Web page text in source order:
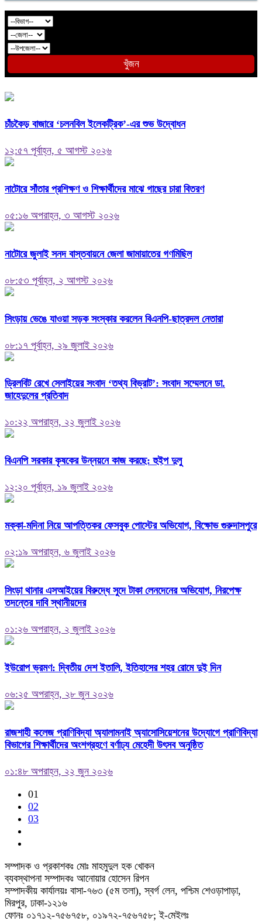
খুঁজন
চাঁচকৈড় বাজারে ‘চলনবিল ইলেকট্রিক’-এর শুভ উদ্বোধন
১২:৫৭ পূর্বাহ্ন, ৫ আগস্ট ২০২৬
নাটোরে সাঁতার প্রশিক্ষণ ও শিক্ষার্থীদের মাঝে গাছের চারা বিতরণ
০৫:১৬ অপরাহ্ন, ৩ আগস্ট ২০২৬
নাটোরে জুলাই সনদ বাস্তবায়নে জেলা জামায়াতের গণমিছিল
০৮:৫৩ পূর্বাহ্ন, ২ আগস্ট ২০২৬
সিংড়ায় ভেঙে যাওয়া সড়ক সংস্কার করলেন বিএনপি-ছাত্রদল নেতারা
০৮:১৭ পূর্বাহ্ন, ২৯ জুলাই ২০২৬
ড্রিলবিট রেখে সেলাইয়ের সংবাদ ‘তথ্য বিভ্রাট’: সংবাদ সম্মেলনে ডা.
জাহেদুলের প্রতিবাদ
১০:২২ অপরাহ্ন, ২২ জুলাই ২০২৬
বিএনপি সরকার কৃষকের উন্নয়নে কাজ করছে: হুইপ দুলু
১২:২০ পূর্বাহ্ন, ১৯ জুলাই ২০২৬
মক্কা-মদিনা নিয়ে আপত্তিকর ফেসবুক পোস্টের অভিযোগ, বিক্ষোভ গুরুদাসপুরে
০২:১৯ অপরাহ্ন, ৬ জুলাই ২০২৬
সিংড়া থানার এসআইয়ের বিরুদ্ধে সুদে টাকা লেনদেনের অভিযোগ, নিরপেক্ষ
তদন্তের দাবি স্থানীয়দের
০১:২৬ অপরাহ্ন, ২ জুলাই ২০২৬
ইউরোপ ভ্রমণ: দ্বিতীয় দেশ ইতালি, ইতিহাসের শহর রোমে দুই দিন
০৬:২৫ অপরাহ্ন, ২৮ জুন ২০২৬
রাজশাহী কলেজ প্রাণিবিদ্যা অ্যালামনাই অ্যাসোসিয়েশনের উদ্যোগে প্রাণিবিদ্যা
বিভাগের শিক্ষার্থীদের অংশগ্রহণে বর্ণাঢ্য মেহেদী উৎসব অনুষ্ঠিত
০১:৪৮ অপরাহ্ন, ২২ জুন ২০২৬
01
02
03
সম্পাদক ও প্রকাশকঃ মোঃ মাহমুদুল হক খোকন
ব্যবস্থাপনা সম্পাদকঃ আনোয়ার হোসেন রিপন
সম্পাদকীয় কার্যালয়ঃ বাসা-৭৬৩ (৫ম তলা), স্বর্গ লেন, পশ্চিম শেওড়াপাড়া,
মিরপুর, ঢাকা-১২১৬
ফোনঃ ০১৭১২-৭৫৬৭৫৮, ০১৯৭২-৭৫৬৭৫৮; ই-মেইলঃ